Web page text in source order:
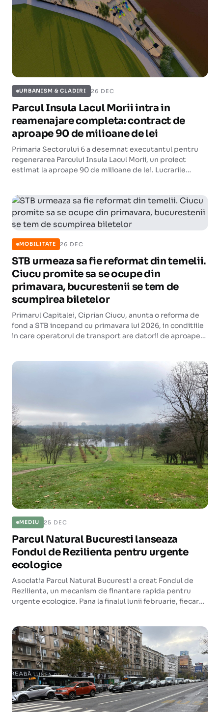
URBANISM & CLADIRI 26 DEC
Parcul Insula Lacul Morii intra in
reamenajare completa: contract de
aproape 90 de milioane de lei
Primaria Sectorului 6 a desemnat executantul pentru
regenerarea Parcului Insula Lacul Morii, un proiect
estimat la aproape 90 de milioane de lei. Lucrarile
MOBILITATE 26 DEC
STB urmeaza sa fie reformat din temelii.
Ciucu promite sa se ocupe din
primavara, bucurestenii se tem de
scumpirea biletelor
Primarul Capitalei, Ciprian Ciucu, anunta o reforma de
fond a STB incepand cu primavara lui 2026, in conditiile
in care operatorul de transport are datorii de aproape
scumpiri la bilete.
MEDIU 25 DEC
Parcul Natural Bucuresti lanseaza
Fondul de Rezilienta pentru urgente
ecologice
Asociatia Parcul Natural Bucuresti a creat Fondul de
Rezilienta, un mecanism de finantare rapida pentru
urgente ecologice. Pana la finalul lunii februarie, fiecare